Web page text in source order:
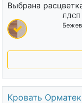
Выбрана
ЛДСП
Кровать